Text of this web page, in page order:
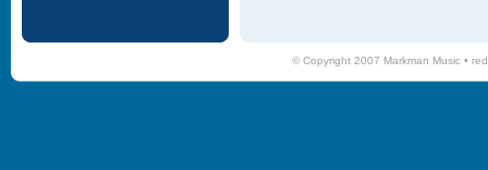
© Copyright 2007 Markman Music •